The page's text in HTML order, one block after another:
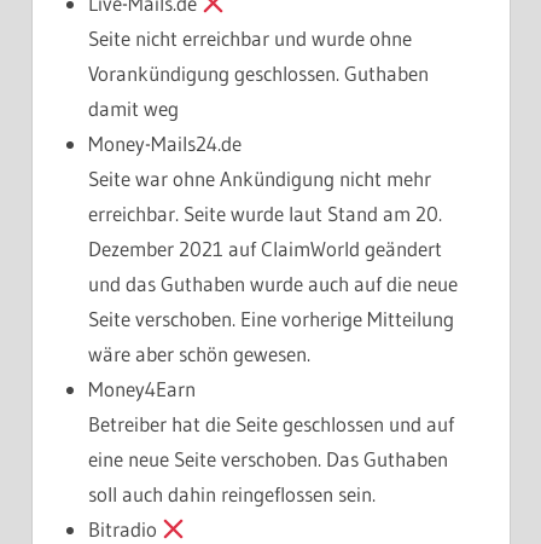
Seite nicht erreichbar und wurde ohne
Vorankündigung geschlossen. Guthaben
damit weg
Money-Mails24.de
Seite war ohne Ankündigung nicht mehr
erreichbar. Seite wurde laut Stand am 20.
Dezember 2021 auf ClaimWorld geändert
und das Guthaben wurde auch auf die neue
Seite verschoben. Eine vorherige Mitteilung
wäre aber schön gewesen.
Money4Earn
Betreiber hat die Seite geschlossen und auf
eine neue Seite verschoben. Das Guthaben
soll auch dahin reingeflossen sein.
Bitradio